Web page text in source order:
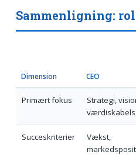
Sammenligning:
Dimension CEO
Primært fokus
Strategi,
Succeskriterier
Vækst,